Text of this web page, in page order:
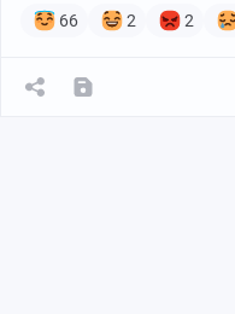
66 2 2